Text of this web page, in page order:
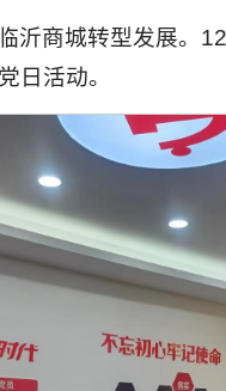
沂商城转型发展。
日活动。